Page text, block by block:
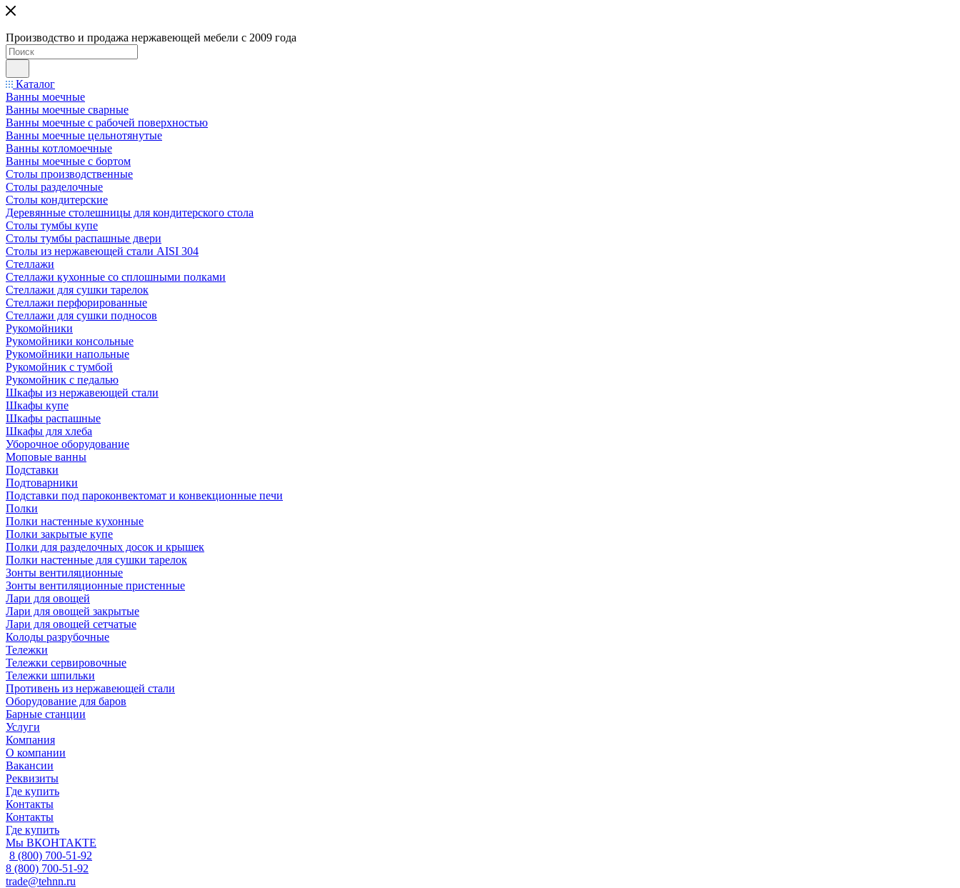
Производство и продажа нержавеющей мебели с 2009 года
Каталог
Ванны моечные
Ванны моечные сварные
Ванны моечные с рабочей поверхностью
Ванны моечные цельнотянутые
Ванны котломоечные
Ванны моечные с бортом
Столы производственные
Столы разделочные
Столы кондитерские
Деревянные столешницы для кондитерского стола
Столы тумбы купе
Столы тумбы распашные двери
Столы из нержавеющей стали AISI 304
Стеллажи
Стеллажи кухонные со сплошными полками
Стеллажи для сушки тарелок
Стеллажи перфорированные
Стеллажи для сушки подносов
Рукомойники
Рукомойники консольные
Рукомойники напольные
Рукомойник с тумбой
Рукомойник с педалью
Шкафы из нержавеющей стали
Шкафы купе
Шкафы распашные
Шкафы для хлеба
Уборочное оборудование
Моповые ванны
Подставки
Подтоварники
Подставки под пароконвектомат и конвекционные печи
Полки
Полки настенные кухонные
Полки закрытые купе
Полки для разделочных досок и крышек
Полки настенные для сушки тарелок
Зонты вентиляционные
Зонты вентиляционные пристенные
Лари для овощей
Лари для овощей закрытые
Лари для овощей сетчатые
Колоды разрубочные
Тележки
Тележки сервировочные
Тележки шпильки
Противень из нержавеющей стали
Оборудование для баров
Барные станции
Услуги
Компания
О компании
Вакансии
Реквизиты
Где купить
Контакты
Контакты
Где купить
Мы ВКОНТАКТЕ
8 (800) 700-51-92
8 (800) 700-51-92
trade@tehnn.ru